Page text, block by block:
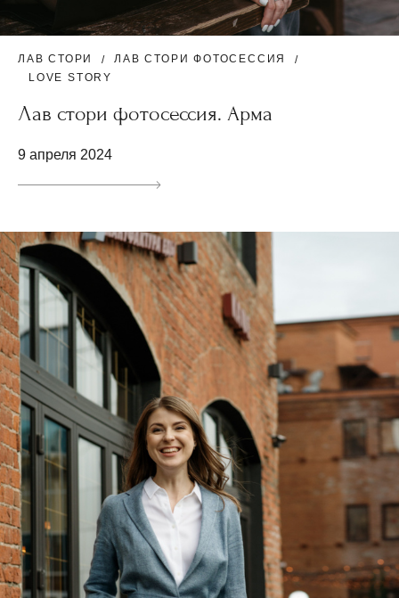
ЛАВ СТОРИ
ЛАВ СТОРИ ФОТОСЕССИЯ
LOVE STORY
Лав стори фотосессия. Арма
9 апреля 2024